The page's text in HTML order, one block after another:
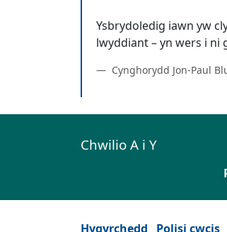
Ysbrydoledig iawn yw
Cynghorydd Jon-Paul
Chwilio A i Y
Hygyrchedd Polisi cwcis